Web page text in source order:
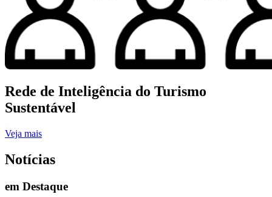
Rede de Inteligência do Turismo
Sustentável
Veja mais
Notícias
em Destaque